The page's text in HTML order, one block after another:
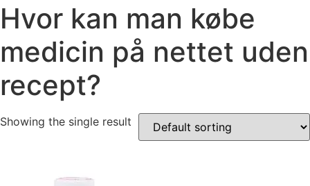
Hvor kan man købe
medicin på nettet uden
recept?
Showing the single result